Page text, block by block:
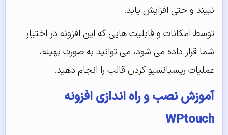
نبیند و حتی افزایش یابد.
توسط امکانات و قابلیت هایی که این افزونه در اختیار
شما قرار داده می شود، می توانید به صورت بهینه،
عملیات ریسپانسیو کردن قالب را انجام دهید.
آموزش نصب و راه اندازی افزونه
WPtouch